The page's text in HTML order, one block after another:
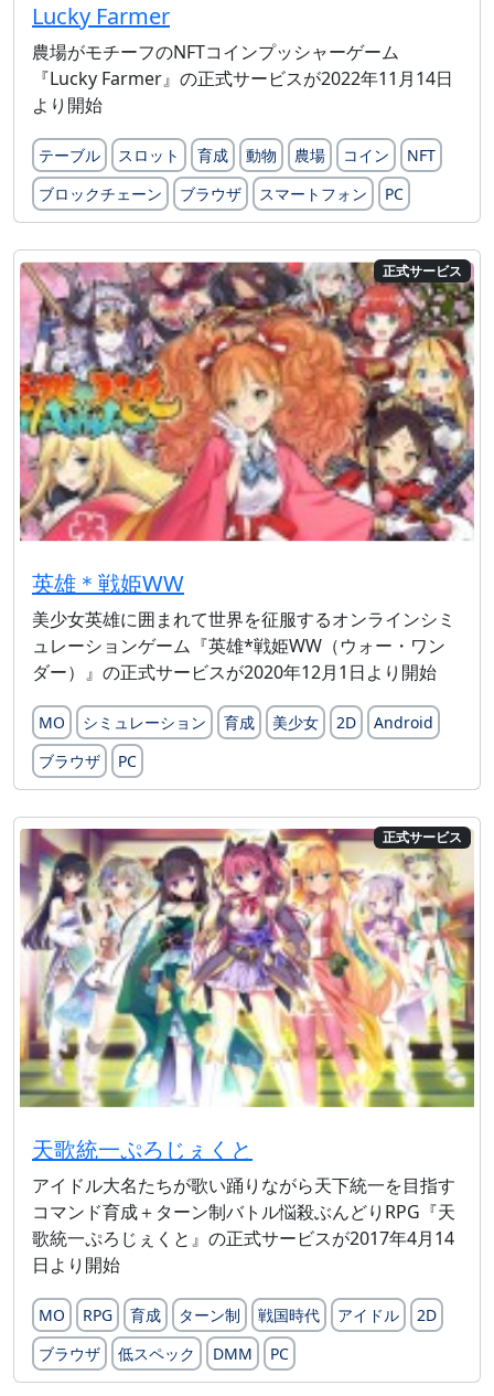
Lucky Farmer
農場がモチーフのNFTコインプッシャーゲーム
『Lucky Farmer』の正式サービスが2022年11月14日
より開始
テーブル スロット 育成 動物 農場 コイン
NFT
ブロックチェーン
ブラウザ スマートフォン PC
正式サービス
英雄＊戦姫WW
美少女英雄に囲まれて世界を征服するオンラインシミ
ュレーションゲーム『英雄*戦姫WW（ウォー・ワン
ダー）』の正式サービスが2020年12月1日より開始
MO シミュレーション 育成 美少女 2D
Android
ブラウザ
PC
正式サービス
天歌統一ぷろじぇくと
アイドル大名たちが歌い踊りながら天下統一を目指す
コマンド育成＋ターン制バトル悩殺ぶんどりRPG『天
歌統一ぷろじぇくと』の正式サービスが2017年4月14
日より開始
MO RPG 育成 ターン制 戦国時代 アイドル
2D
ブラウザ
低スペック DMM PC